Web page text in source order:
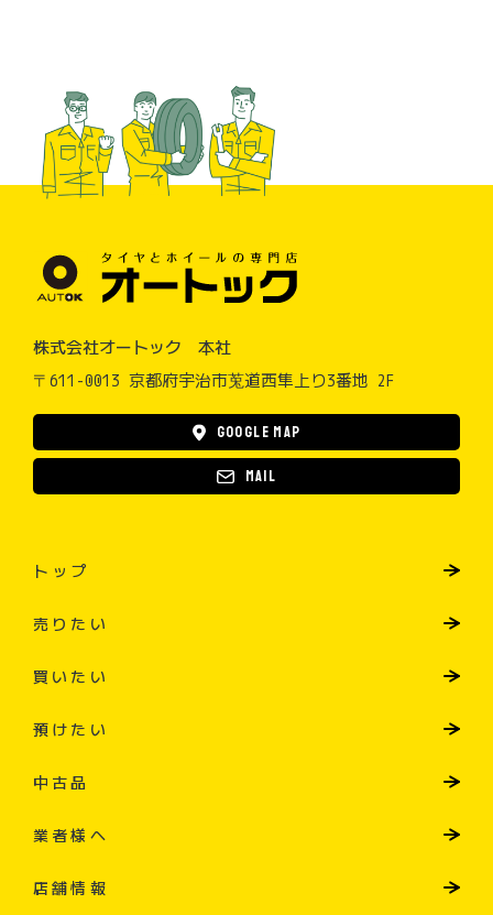
株式会社オートック 本社
〒611-0013 京都府宇治市莵道西隼上り3番地 2F
Google map
Mail
トップ
売りたい
買いたい
預けたい
中古品
業者様へ
店舗情報